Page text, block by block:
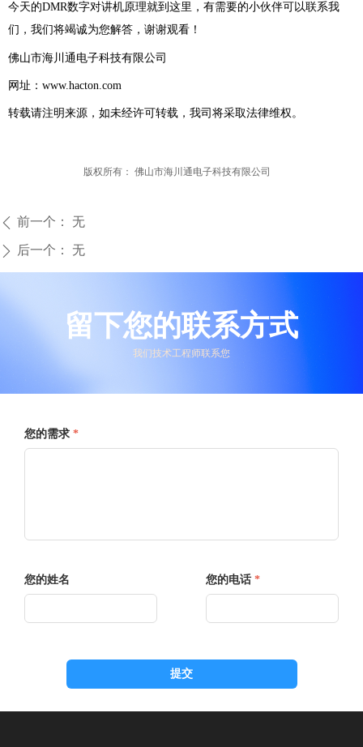
今天的DMR数字对讲机原理就到这里，有需要的小伙伴可以联系我
们，我们将竭诚为您解答，谢谢观看！
佛山市海川通电子科技有限公司
网址： www.hacton.com
转载请注明来源，如未经许可转载，我司将采取法律维权。
ꄴ 前一个： 无
ꄲ 后一个： 无
留下您的联系方式
我们技术工程师联系您
您的需求 *
您的姓名 您的电话 *
提交
版权所有： 佛山市海川通电子科技有限公司